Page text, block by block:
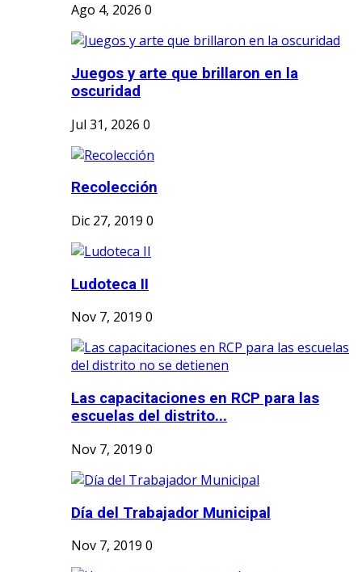
Ago 4, 2026 0
Juegos y arte que brillaron en la
oscuridad
Jul 31, 2026 0
Recolección
Dic 27, 2019 0
Ludoteca II
Nov 7, 2019 0
Las capacitaciones en RCP para las
escuelas del distrito...
Nov 7, 2019 0
Día del Trabajador Municipal
Nov 7, 2019 0